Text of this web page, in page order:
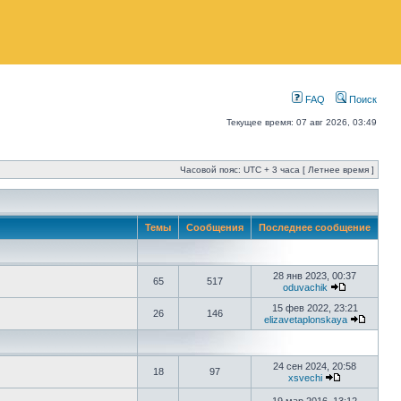
FAQ Поиск
Текущее время: 07 авг 2026, 03:49
Часовой пояс: UTC + 3 часа [ Летнее время ]
Темы Сообщения Последнее сообщение
65 517
28 янв 2023, 00:37
oduvachik
26 146
15 фев 2022, 23:21
elizavetaplonskaya
18 97
24 сен 2024, 20:58
xsvechi